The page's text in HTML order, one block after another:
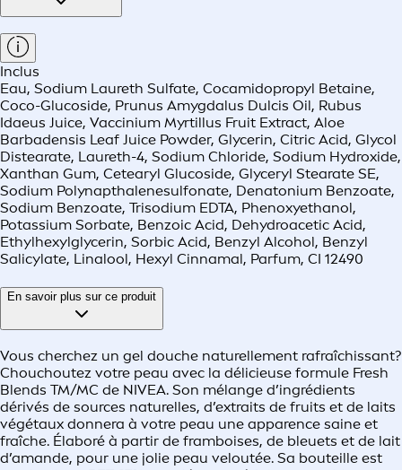
Inclus
Eau, Sodium Laureth Sulfate, Cocamidopropyl Betaine,
Coco-Glucoside, Prunus Amygdalus Dulcis Oil, Rubus
Idaeus Juice, Vaccinium Myrtillus Fruit Extract, Aloe
Barbadensis Leaf Juice Powder, Glycerin, Citric Acid, Glycol
Distearate, Laureth-4, Sodium Chloride, Sodium Hydroxide,
Xanthan Gum, Cetearyl Glucoside, Glyceryl Stearate SE,
Sodium Polynapthalenesulfonate, Denatonium Benzoate,
Sodium Benzoate, Trisodium EDTA, Phenoxyethanol,
Potassium Sorbate, Benzoic Acid, Dehydroacetic Acid,
Ethylhexylglycerin, Sorbic Acid, Benzyl Alcohol, Benzyl
Salicylate, Linalool, Hexyl Cinnamal, Parfum, CI 12490
En savoir plus sur ce produit
Vous cherchez un gel douche naturellement rafraîchissant?
Chouchoutez votre peau avec la délicieuse formule Fresh
Blends TM/MC de NIVEA. Son mélange d’ingrédients
dérivés de sources naturelles, d’extraits de fruits et de laits
végétaux donnera à votre peau une apparence saine et
fraîche. Élaboré à partir de framboises, de bleuets et de lait
d’amande, pour une jolie peau veloutée. Sa bouteille est